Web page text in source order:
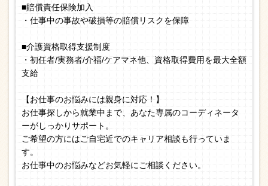
■賠償責任保険加入
・仕事中の事故や破損等の賠償リスクを保障
■介護資格取得支援制度
・初任者/実務者/介福/ケアマネ他、資格取得費用を最大全額
支給
【お仕事のお悩みには親身に対応！】
お仕事探しから就業中まで、あなた専属のコーディネータ
ーがしっかりサポート。
ご希望の方にはご自宅近でのキャリア相談も行っていま
す。
お仕事中のお悩みなどお気軽にご相談ください。